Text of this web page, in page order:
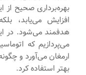
بهره‌برداری صحیح از
افزایش می‌یابد،
هدفمند می‌شود. در
می‌پردازیم که
ارمغان می‌آورد و
بهتر استفاده کرد.